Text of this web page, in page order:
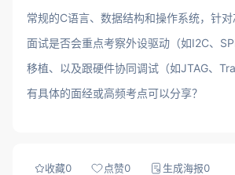
常规的C语言、数据结构和操作系统，针
面试是否会重点考察外设驱动（如I2C、
移植、以及跟硬件协同调试（如JTAG、
有具体的面经或高频考点可以分享？
收藏0 点赞0 生成海报0